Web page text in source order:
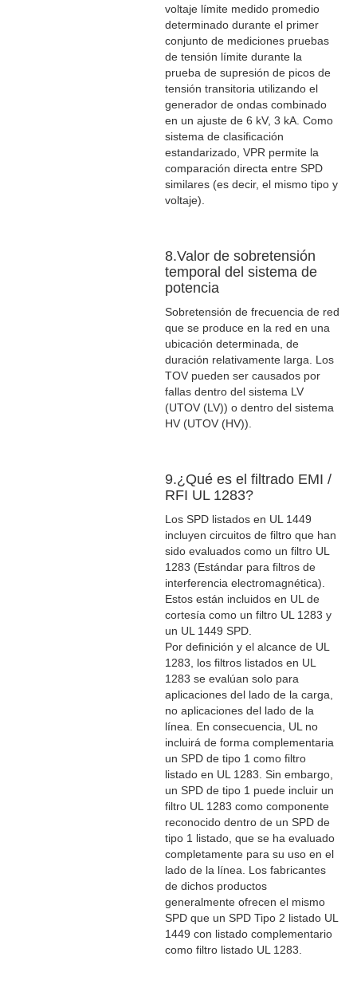
voltaje límite medido promedio
determinado durante el primer
conjunto de mediciones pruebas
de tensión límite durante la
prueba de supresión de picos de
tensión transitoria utilizando el
generador de ondas combinado
en un ajuste de 6 kV, 3 kA. Como
sistema de clasificación
estandarizado, VPR permite la
comparación directa entre SPD
similares (es decir, el mismo tipo y
voltaje).
8.Valor de sobretensión
temporal del sistema de
potencia
Sobretensión de frecuencia de red
que se produce en la red en una
ubicación determinada, de
duración relativamente larga. Los
TOV pueden ser causados ​​por
fallas dentro del sistema LV
(UTOV (LV)) o dentro del sistema
HV (UTOV (HV)).
9.¿Qué es el filtrado EMI /
RFI UL 1283?
Los SPD listados en UL 1449
incluyen circuitos de filtro que han
sido evaluados como un filtro UL
1283 (Estándar para filtros de
interferencia electromagnética).
Estos están incluidos en UL de
cortesía como un filtro UL 1283 y
un UL 1449 SPD.
Por definición y el alcance de UL
1283, los filtros listados en UL
1283 se evalúan solo para
aplicaciones del lado de la carga,
no aplicaciones del lado de la
línea. En consecuencia, UL no
incluirá de forma complementaria
un SPD de tipo 1 como filtro
listado en UL 1283. Sin embargo,
un SPD de tipo 1 puede incluir un
filtro UL 1283 como componente
reconocido dentro de un SPD de
tipo 1 listado, que se ha evaluado
completamente para su uso en el
lado de la línea. Los fabricantes
de dichos productos
generalmente ofrecen el mismo
SPD que un SPD Tipo 2 listado UL
1449 con listado complementario
como filtro listado UL 1283.